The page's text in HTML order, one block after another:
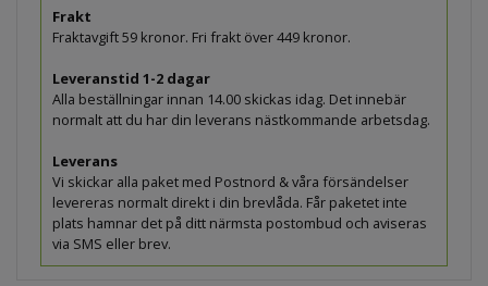
Frakt
Fraktavgift 59 kronor. Fri frakt över 449 kronor.
Leveranstid 1-2 dagar
Alla beställningar innan 14.00 skickas idag. Det innebär
normalt att du har din leverans nästkommande arbetsdag.
Leverans
Vi skickar alla paket med Postnord & våra försändelser
levereras normalt direkt i din brevlåda. Får paketet inte
plats hamnar det på ditt närmsta postombud och aviseras
via SMS eller brev.